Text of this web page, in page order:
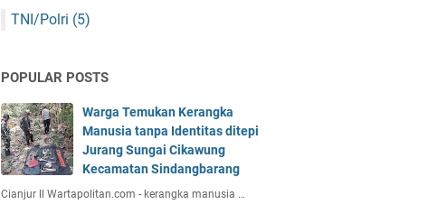
TNI/Polri (5)
POPULAR POSTS
Warga Temukan Kerangka
Manusia tanpa Identitas ditepi
Jurang Sungai Cikawung
Kecamatan Sindangbarang
Cianjur ll Wartapolitan.com - kerangka manusia …